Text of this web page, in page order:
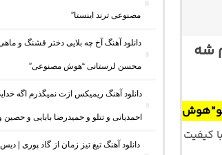
شه
کیفیت
مصنوعی ترند اینستا”
دانلود آهنگ آخ چه بلایی دختر قشنگ و
محسن لرستانی “هوش مصنوعی”
دانلود آهنگ ریمیکس ازت نمیگذرم اگه
احمدیانی و تتلو و حمیدرضا بابایی و
دانلود آهنگ تیغ تیز زمان از گاد پوری |